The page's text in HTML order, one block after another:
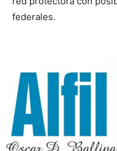
federales.